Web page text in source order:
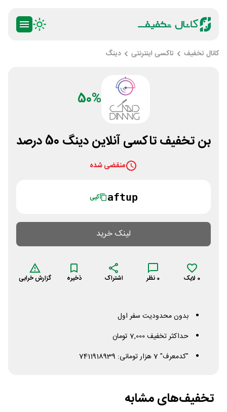
کانال تخفیف تاکسی اینترنتی دینگ
50%
بن تخفیف تاکسی آنلاین دینگ 50 درصد
منقضی شده
aftup کپی
لینک خرید
0 لایک 0 نظر اشتراک ذخیره گزارش خرابی
بدون محدودیت سفر اول
حداکثر تخفیف 7,000 تومان
"کدمعرف" 7 هزار تومانی: 7411918939
تخفیف‌های مشابه